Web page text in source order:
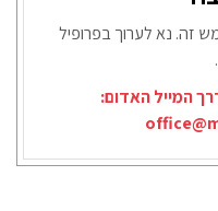
זה. נא לערוך בפרופיל
המייל האדום: